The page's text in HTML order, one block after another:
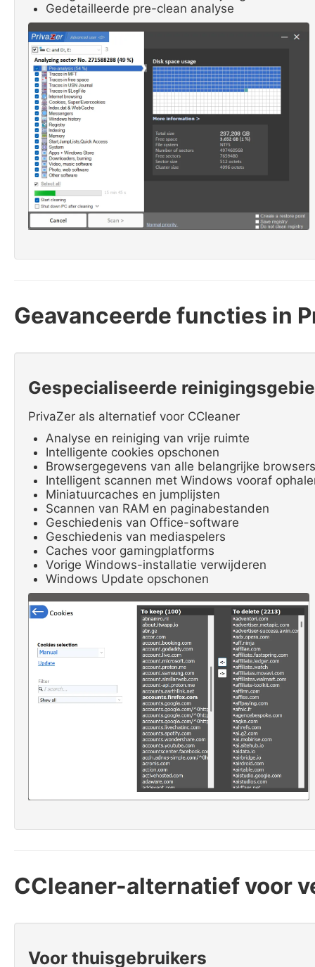
Gedetailleerde pre-clean analyse
Geavanceerde functies in
Gespecialiseerde
PrivaZer als alternatief voor CCleaner
Analyse en reiniging van vrije ruimte
Intelligente cookies opschonen
Browsergegevens van alle belangrijke browsers
Intelligent scannen met Windows vooraf
Miniatuurcaches en jumplijsten
Scannen van RAM en paginabestanden
Geschiedenis van Office-software
Geschiedenis van mediaspelers
Caches voor gamingplatforms
Vorige Windows-installatie verwijderen
Windows Update opschonen
CCleaner-alternatief voor
Voor thuisgebruikers